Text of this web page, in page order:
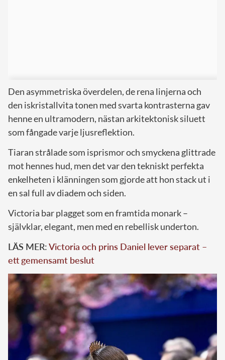
Den asymmetriska överdelen, de rena linjerna och
den iskristallvita tonen med svarta kontrasterna gav
henne en ultramodern, nästan arkitektonisk siluett
som fångade varje ljusreflektion.
Tiaran strålade som isprismor och smyckena glittrade
mot hennes hud, men det var den tekniskt perfekta
enkelheten i klänningen som gjorde att hon stack ut i
en sal full av diadem och siden.
Victoria bar plagget som en framtida monark –
självklar, elegant, men med en rebellisk underton.
LÄS MER:Victoria och prins Daniel lever separat –
ett gemensamt beslut